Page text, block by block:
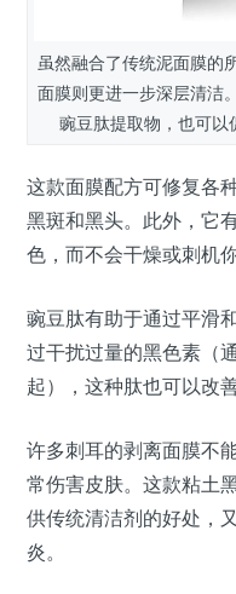
虽然融合了传统泥面膜的
面膜则更进一步深层清洁
豌豆肽提取物，也可以
这款面膜配方可修复各
黑斑和黑头。此外，它
色，而不会干燥或刺机
豌豆肽有助于通过平滑
过干扰过量的黑色素（
起），这种肽也可以改善
许多刺耳的剥离面膜不
常伤害皮肤。这款粘土
供传统清洁剂的好处，
炎。